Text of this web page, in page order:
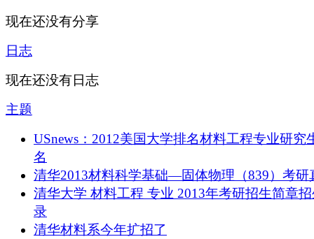
现在还没有分享
日志
现在还没有日志
主题
USnews：2012美国大学排名材料工程专业研究
名
清华2013材料科学基础—固体物理（839）考研
清华大学 材料工程 专业 2013年考研招生简章
录
清华材料系今年扩招了